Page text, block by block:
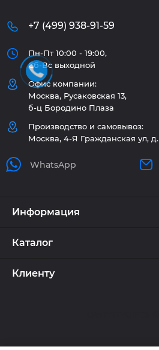
+7 (499) 938-91-59
Пн-Пт 10:00 - 19:00,
Сб-Вс выходной
Офис компании:
Москва, Русаковская 13,
б-ц Бородино Плаза
Производство и самовывоз:
Москва, 4-Я Гражданская ул, д.
WhatsApp
Информация
Каталог
Клиенту
с политикой